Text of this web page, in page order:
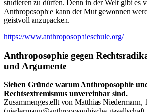
studieren zu dürfen. Denn in der Welt gibt es
Anthroposophie kann der Mut gewonnen
geistvoll anzupacken.
https://www.anthroposophieschule.org/
Anthroposophie gegen
und Argumente
Sieben Gründe warum Anthroposophie
Rechtsextremismus unvereinbar sind.
Zusammengestellt von Matthias Niedermann,